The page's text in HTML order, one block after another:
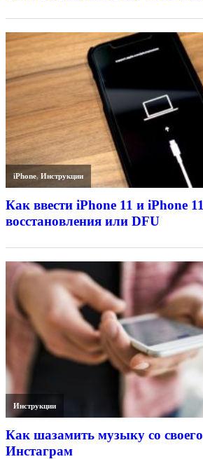
iPhone,Инструкции
Как ввести iPhone 11 и iPhone
восстановления или DFU
Инструкции
Как шазамить музыку со
Инстаграм